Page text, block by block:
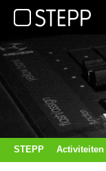
STEPP Activiteiten